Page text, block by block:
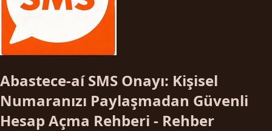
Abastece-aí SMS Onayı: Kişisel
Numaranızı Paylaşmadan Güvenli
Hesap Açma Rehberi - Rehber